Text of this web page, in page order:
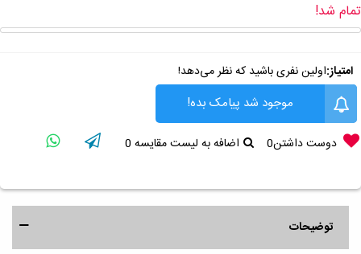
تمام شد!
امتیاز:اولین نفری باشید که نظر می‌دهد!
موجود شد پیامک بده!
دوست داشتن0 اضافه به لیست مقایسه 0
توضیحات